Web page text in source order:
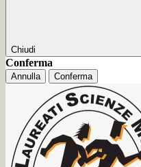
Chiudi
Conferma
Annulla Conferma